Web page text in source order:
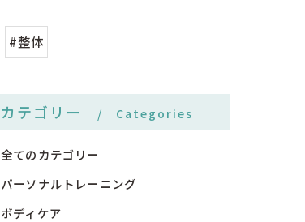
#整体
カテゴリー Categories
全てのカテゴリー
パーソナルトレーニング
ボディケア